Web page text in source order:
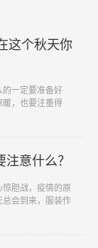
这个秋天你
的一定要准备好
暖，也要注重得
意什么？
惊胆战，疫情的原
总会到来，服装作